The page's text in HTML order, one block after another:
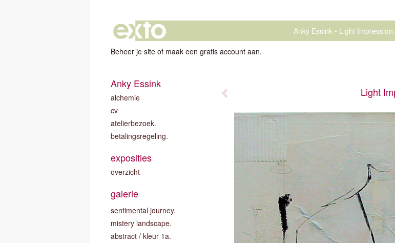
Anky Essink
Light Impression.
Beheer je site of maak een gratis account aan.
Light
Anky Essink
alchemie
cv
atelierbezoek.
betalingsregeling.
exposities
overzicht
galerie
sentimental journey.
mistery landscape.
abstract / kleur 1a.